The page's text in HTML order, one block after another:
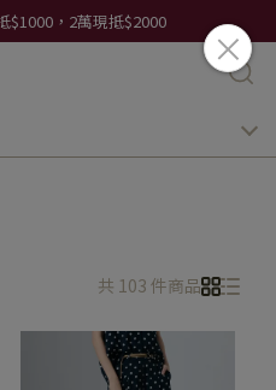
$1000，2萬現抵$2000
共 103 件商品